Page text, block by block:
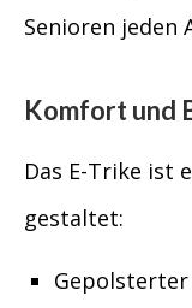
Senioren jeden
Komfort und
Das E-Trike ist
gestaltet:
Gepolsterter